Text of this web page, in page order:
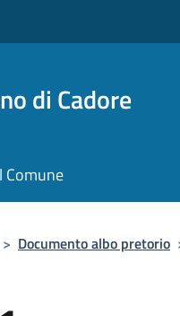
di Cadore
Comune
> Documento albo pretorio